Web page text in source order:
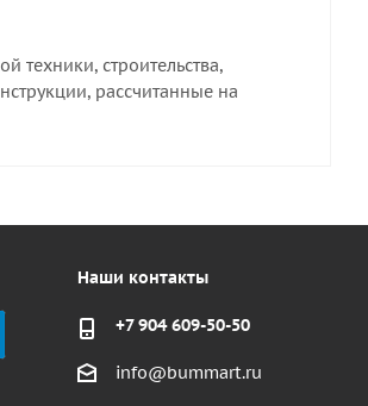
строительства,
рассчитанные на
Наши контакты
+7 904 609-50-50
info@bummart.ru